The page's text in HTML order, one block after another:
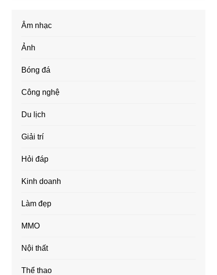
Âm nhạc
Ảnh
Bóng đá
Công nghệ
Du lịch
Giải trí
Hỏi đáp
Kinh doanh
Làm đẹp
MMO
Nội thất
Thể thao